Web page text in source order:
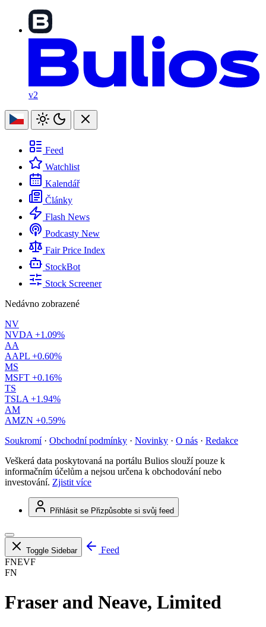
v2
Feed
Watchlist
Kalendář
Články
Flash News
Podcasty New
Fair Price Index
StockBot
Stock Screener
Nedávno zobrazené
NV
NVDA +1.09%
AA
AAPL +0.60%
MS
MSFT +0.16%
TS
TSLA +1.94%
AM
AMZN +0.59%
Soukromí · Obchodní podmínky · Novinky · O nás · Redakce
Veškerá data poskytovaná na portálu Bulios slouží pouze k
informačním účelům a nejsou určena k obchodování nebo
investování. Zjistit více
Přihlásit se Přizpůsobte si svůj feed
Toggle Sidebar
Feed
FNEVF
FN
Fraser and Neave, Limited